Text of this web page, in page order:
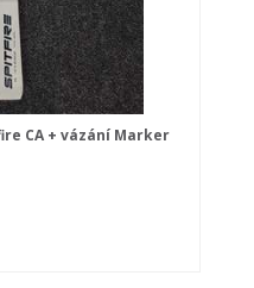
CA + vázání Marker